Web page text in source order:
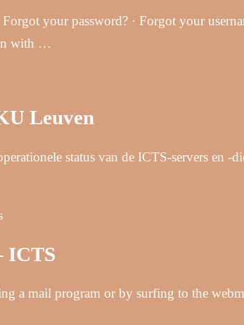
your password? · Forgot your
with …
Leuven
status van de ICTS-servers en
ICTS
a mail program or by surfing to the